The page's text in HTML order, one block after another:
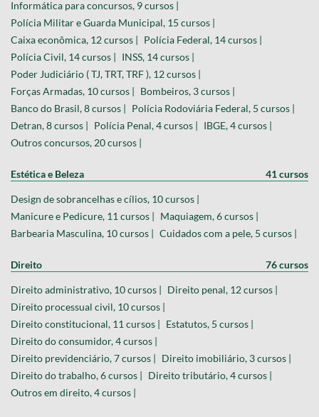
Informática para concursos, 9 cursos |
Polícia Militar e Guarda Municipal, 15 cursos |
Caixa econômica, 12 cursos | Polícia Federal, 14 cursos |
Polícia Civil, 14 cursos | INSS, 14 cursos |
Poder Judiciário ( TJ, TRT, TRF ), 12 cursos |
Forças Armadas, 10 cursos | Bombeiros, 3 cursos |
Banco do Brasil, 8 cursos | Polícia Rodoviária Federal, 5 cursos |
Detran, 8 cursos | Polícia Penal, 4 cursos | IBGE, 4 cursos |
Outros concursos, 20 cursos |
Estética e Beleza 41 cursos
Design de sobrancelhas e cílios, 10 cursos |
Manicure e Pedicure, 11 cursos | Maquiagem, 6 cursos |
Barbearia Masculina, 10 cursos | Cuidados com a pele, 5 cursos |
Direito 76 cursos
Direito administrativo, 10 cursos | Direito penal, 12 cursos |
Direito processual civil, 10 cursos |
Direito constitucional, 11 cursos | Estatutos, 5 cursos |
Direito do consumidor, 4 cursos |
Direito previdenciário, 7 cursos | Direito imobiliário, 3 cursos |
Direito do trabalho, 6 cursos | Direito tributário, 4 cursos |
Outros em direito, 4 cursos |